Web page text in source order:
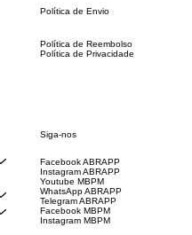
Política de Envio
Política de Reembolso
Política de Privacidade
Siga-nos
Facebook ABRAPP
Instagram ABRAPP
Youtube MBPM
WhatsApp ABRAPP
Telegram ABRAPP
Facebook MBPM
Instagram MBPM